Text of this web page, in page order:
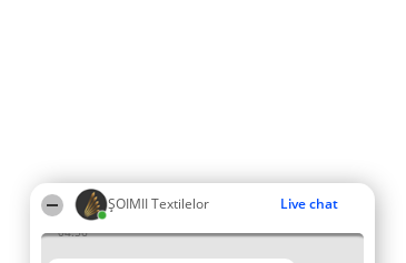
ȘOIMII Textilelor Live chat
04:56